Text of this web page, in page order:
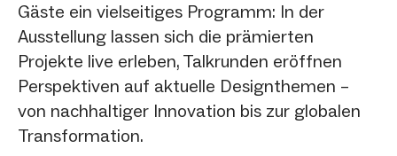
Gäste ein vielseitiges Programm: In der
Ausstellung lassen sich die prämierten
Projekte live erleben, Talkrunden eröffnen
Perspektiven auf aktuelle Designthemen –
von nachhaltiger Innovation bis zur globalen
Transformation.